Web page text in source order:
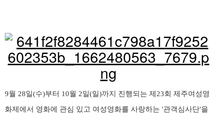
9월 28일(수)부터 10월 2일(일)까지 진행되는 제23회 제주여성영
화제에서 영화에 관심 있고 여성영화를 사랑하는 '관객심사단'을